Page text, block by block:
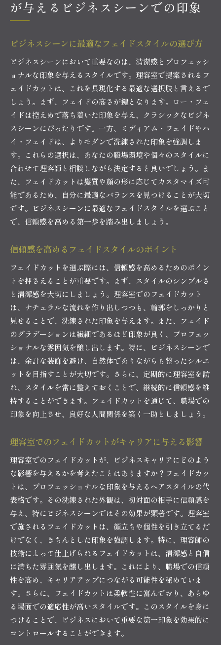
が与えるビジネスシーンでの印象
ビジネスシーンに最適なフェイドスタイルの選び方
ビジネスシーンにおいて重要なのは、清潔感とプロフェッシ
ョナルな印象を与えるスタイルです。理容室で提案されるフ
ェイドカットは、これを具現化する最適な選択肢と言えるで
しょう。まず、フェイドの高さが鍵となります。ロー・フェ
イドは控えめで落ち着いた印象を与え、クラシックなビジネ
スシーンにぴったりです。一方、ミディアム・フェイドやハ
イ・フェイドは、よりモダンで洗練された印象を強調しま
す。これらの選択は、あなたの職場環境や個々のスタイルに
合わせて理容師と相談しながら決定すると良いでしょう。ま
た、フェイドカットは髪質や顔の形に応じてカスタマイズ可
能であるため、自分に最適なバランスを見つけることが大切
です。ビジネスシーンに最適なフェイドスタイルを選ぶこと
で、信頼感を高める第一歩を踏み出しましょう。
信頼感を高めるフェイドスタイルのポイント
フェイドカットを選ぶ際には、信頼感を高めるためのポイン
トを押さえることが重要です。まず、スタイルのシンプルさ
と清潔感を大切にしましょう。理容室でのフェイドカット
は、ナチュラルな流れを作り出しつつも、輪郭をしっかりと
見せることで、洗練された印象を与えます。また、フェイド
のグラデーションは繊細であるほど印象が良く、プロフェッ
ショナルな雰囲気を醸し出します。特に、ビジネスシーンで
は、余計な装飾を避け、自然体でありながらも整ったシルエ
ットを目指すことが大切です。さらに、定期的に理容室を訪
れ、スタイルを常に整えておくことで、継続的に信頼感を維
持することができます。フェイドカットを通じて、職場での
印象を向上させ、良好な人間関係を築く一助としましょう。
理容室でのフェイドカットがキャリアに与える影響
理容室でのフェイドカットが、ビジネスキャリアにどのよう
な影響を与えるかを考えたことはありますか？フェイドカッ
トは、プロフェッショナルな印象を与えるヘアスタイルの代
表格です。その洗練された外観は、初対面の相手に信頼感を
与え、特にビジネスシーンではその効果が顕著です。理容室
で施されるフェイドカットは、顔立ちや個性を引き立てるだ
けでなく、きちんとした印象を強調します。特に、理容師の
技術によって仕上げられるフェイドカットは、清潔感と自信
に満ちた雰囲気を醸し出します。これにより、職場での信頼
性を高め、キャリアアップにつながる可能性を秘めていま
す。さらに、フェイドカットは柔軟性に富んでおり、あらゆ
る場面での適応性が高いスタイルです。このスタイルを身に
つけることで、ビジネスにおいて重要な第一印象を効果的に
コントロールすることができます。